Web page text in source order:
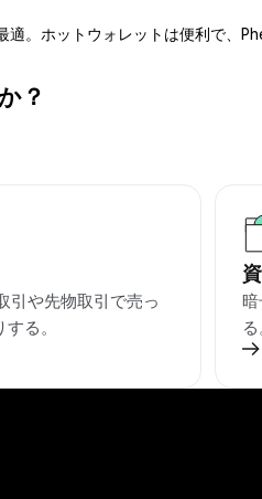
。ホットウォレットは便利で、
？
引や先物取引で売っ
る。
る